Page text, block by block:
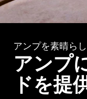
アンプを素晴ら
アンプ
ドを提